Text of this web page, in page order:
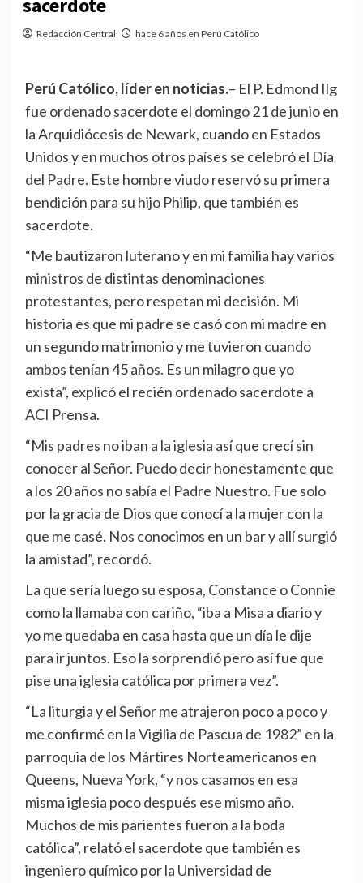
sacerdote
Redacción Central hace 6 años en Perú Católico
Perú Católico, líder en noticias.– El P. Edmond Ilg
fue ordenado sacerdote el domingo 21 de junio en
la Arquidiócesis de Newark, cuando en Estados
Unidos y en muchos otros países se celebró el Día
del Padre. Este hombre viudo reservó su primera
bendición para su hijo Philip, que también es
sacerdote.
“Me bautizaron luterano y en mi familia hay varios
ministros de distintas denominaciones
protestantes, pero respetan mi decisión. Mi
historia es que mi padre se casó con mi madre en
un segundo matrimonio y me tuvieron cuando
ambos tenían 45 años. Es un milagro que yo
exista”, explicó el recién ordenado sacerdote a
ACI Prensa.
“Mis padres no iban a la iglesia así que crecí sin
conocer al Señor. Puedo decir honestamente que
a los 20 años no sabía el Padre Nuestro. Fue solo
por la gracia de Dios que conocí a la mujer con la
que me casé. Nos conocimos en un bar y allí surgió
la amistad”, recordó.
La que sería luego su esposa, Constance o Connie
como la llamaba con cariño, “iba a Misa a diario y
yo me quedaba en casa hasta que un día le dije
para ir juntos. Eso la sorprendió pero así fue que
pise una iglesia católica por primera vez”.
“La liturgia y el Señor me atrajeron poco a poco y
me confirmé en la Vigilia de Pascua de 1982” en la
parroquia de los Mártires Norteamericanos en
Queens, Nueva York, “y nos casamos en esa
misma iglesia poco después ese mismo año.
Muchos de mis parientes fueron a la boda
católica”, relató el sacerdote que también es
ingeniero químico por la Universidad de